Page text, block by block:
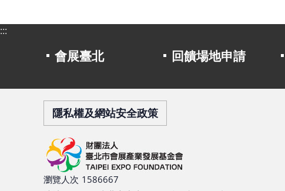
:::
會展臺北 回饋場地申請
隱私權及網站安全政策
瀏覽人次 1586667